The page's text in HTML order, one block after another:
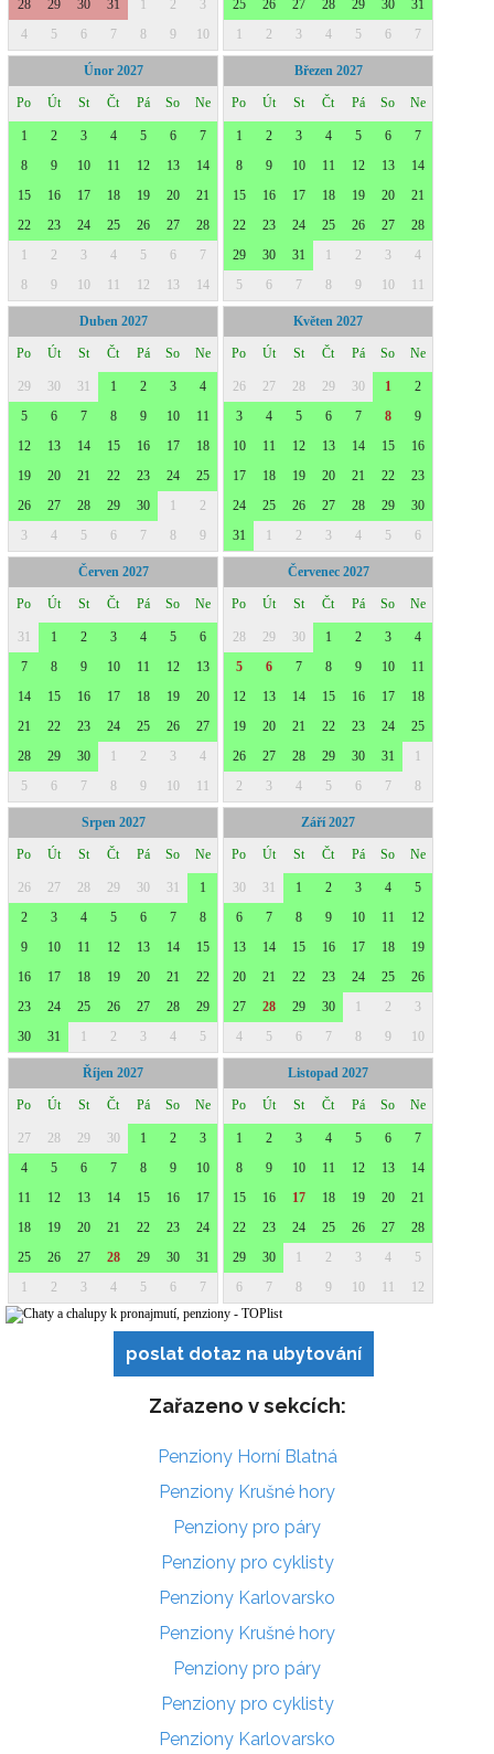
poslat dotaz na ubytování
Zařazeno v sekcích:
Penziony Horní Blatná
Penziony Krušné hory
Penziony pro páry
Penziony pro cyklisty
Penziony Karlovarsko
Penziony Krušné hory
Penziony pro páry
Penziony pro cyklisty
Penziony Karlovarsko